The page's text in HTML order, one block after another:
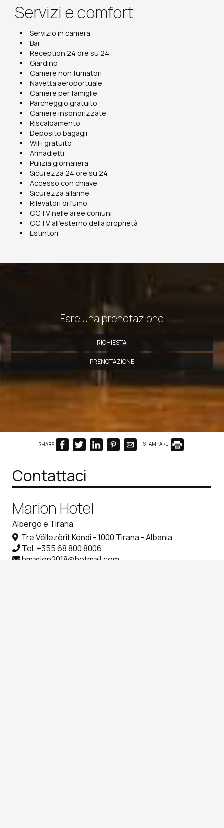
Servizi e comfort
Servizio in camera
Bar
Reception 24 ore su 24
Giardino
Camere non fumatori
Navetta aeroportuale
Camere per famiglie
Parcheggio gratuito
Camere insonorizzate
Riscaldamento
Deposito bagagli
WiFi gratuito
Armadietti
Pulizia giornaliera
Sicurezza 24 ore su 24
Accesso con chiave
Sicurezza allarme
Rilevatori di fumo
CCTV nelle aree comuni
CCTV all'esterno della proprietà
Estintori
Fare una prenotazione
RICHIESTA
PRENOTAZIONE
SHARE STAMPARE
Contattaci
Marion Hotel
Albergo e Tirana
Tre Vëllezërit Kondi - 1000 Tirana - Albania
Tel. +355 68 800 8006
hmarion2018@hotmail.com